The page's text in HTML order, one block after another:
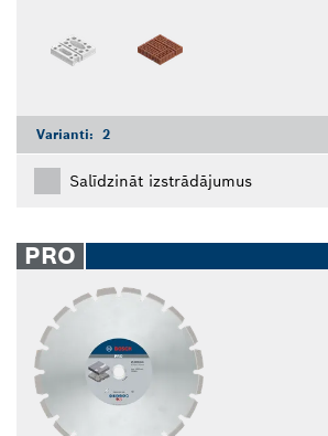
Varianti: 2
Salīdzināt izstrādājumus
PRO